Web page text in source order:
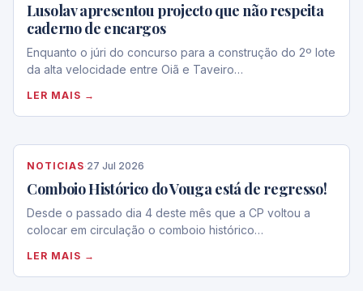
Lusolav apresentou projecto que não respeita
caderno de encargos
Enquanto o júri do concurso para a construção do 2º lote
da alta velocidade entre Oiã e Taveiro…
LER MAIS →
NOTICIAS·27 Jul 2026
Comboio Histórico do Vouga está de regresso!
Desde o passado dia 4 deste mês que a CP voltou a
colocar em circulação o comboio histórico…
LER MAIS →